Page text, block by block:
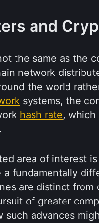
and
the same as the
network
the world
systems, the
hash rate, which
area of interest
a fundamentally
are distinct from
of greater
such advances